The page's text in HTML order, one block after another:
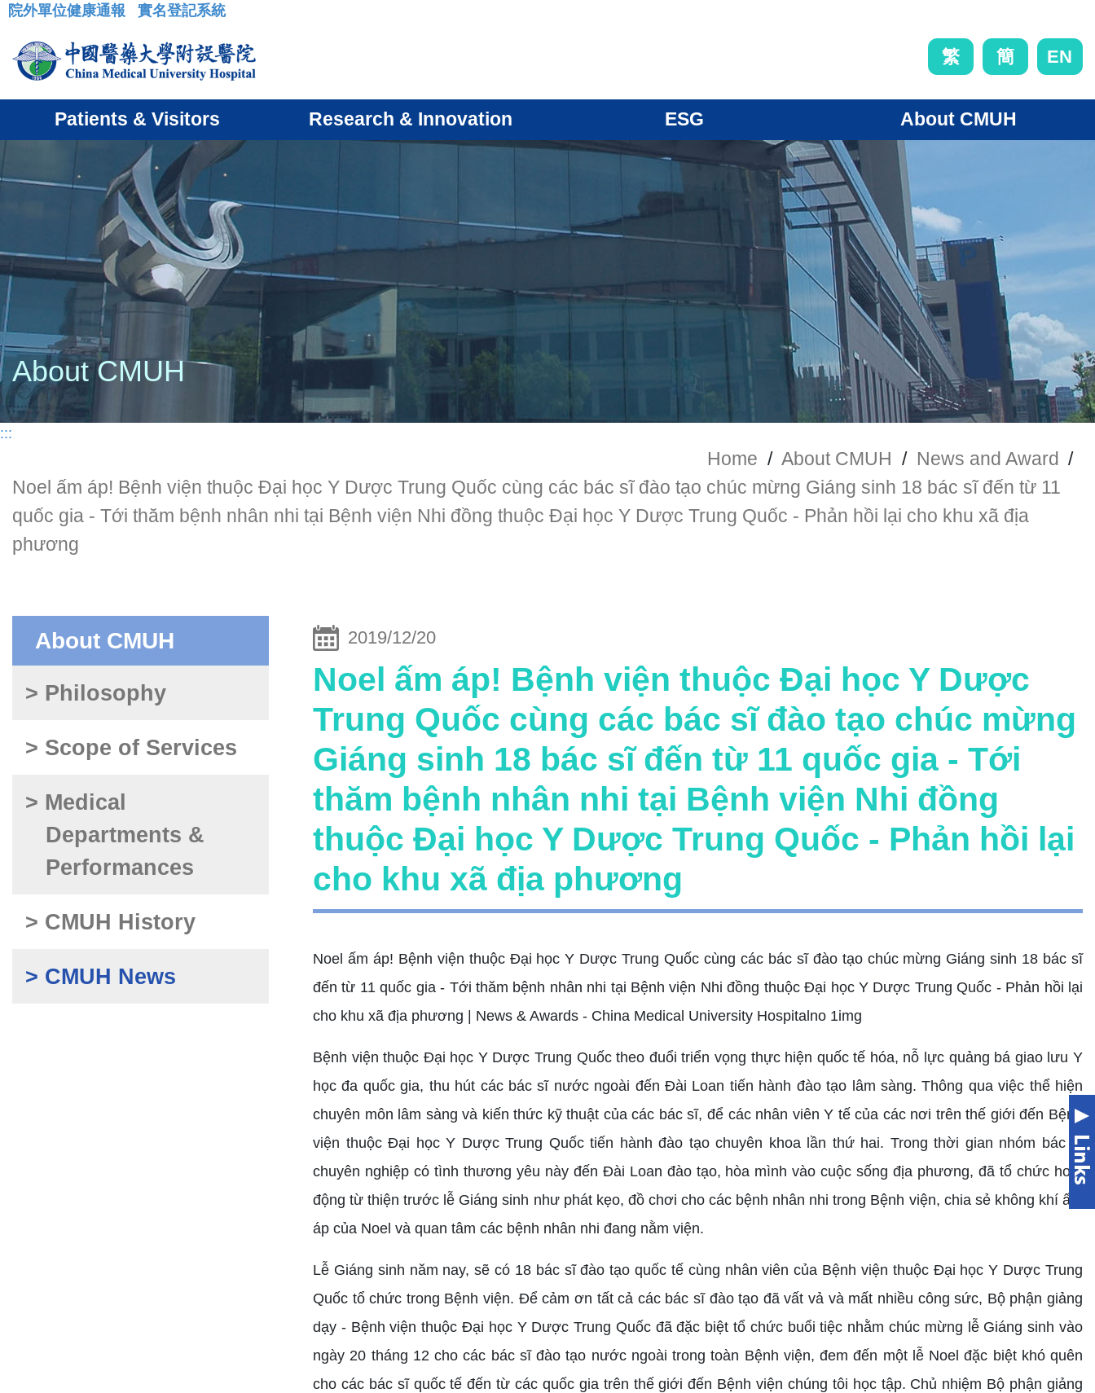
:::
院外單位健康通報 實名登記系統
繁 簡 EN
Patients & Visitors Research & Innovation ESG About CMUH
About CMUH
:::
Home / About CMUH / News and Award /
Noel ấm áp! Bệnh viện thuộc Đại học Y Dược Trung Quốc cùng các bác sĩ đào tạo chúc mừng Giáng sinh 18 bác sĩ đến từ 11
quốc gia - Tới thăm bệnh nhân nhi tại Bệnh viện Nhi đồng thuộc Đại học Y Dược Trung Quốc - Phản hồi lại cho khu xã địa
phương
About CMUH
> Philosophy
> Scope of Services
> Medical
Departments &
Performances
> CMUH History
> CMUH News
2019/12/20
Noel ấm áp! Bệnh viện thuộc Đại học Y Dược
Trung Quốc cùng các bác sĩ đào tạo chúc mừng
Giáng sinh 18 bác sĩ đến từ 11 quốc gia - Tới
thăm bệnh nhân nhi tại Bệnh viện Nhi đồng
thuộc Đại học Y Dược Trung Quốc - Phản hồi lại
cho khu xã địa phương
Bệnh viện thuộc Đại học Y Dược Trung Quốc theo đuổi triển vọng thực hiện quốc tế hóa, nỗ lực quảng bá giao lưu Y
học đa quốc gia, thu hút các bác sĩ nước ngoài đến Đài Loan tiến hành đào tạo lâm sàng. Thông qua việc thể hiện
chuyên môn lâm sàng và kiến thức kỹ thuật của các bác sĩ, để các nhân viên Y tế của các nơi trên thế giới đến Bệnh
viện thuộc Đại học Y Dược Trung Quốc tiến hành đào tạo chuyên khoa lần thứ hai. Trong thời gian nhóm bác sĩ
chuyên nghiệp có tình thương yêu này đến Đài Loan đào tạo, hòa mình vào cuộc sống địa phương, đã tổ chức hoạt
động từ thiện trước lễ Giáng sinh như phát kẹo, đồ chơi cho các bệnh nhân nhi trong Bệnh viện, chia sẻ không khí ấm
áp của Noel và quan tâm các bệnh nhân nhi đang nằm viện.
Lễ Giáng sinh năm nay, sẽ có 18 bác sĩ đào tạo quốc tế cùng nhân viên của Bệnh viện thuộc Đại học Y Dược Trung
Quốc tổ chức trong Bệnh viện. Để cảm ơn tất cả các bác sĩ đào tạo đã vất vả và mất nhiều công sức, Bộ phận giảng
dạy - Bệnh viện thuộc Đại học Y Dược Trung Quốc đã đặc biệt tổ chức buổi tiệc nhằm chúc mừng lễ Giáng sinh vào
ngày 20 tháng 12 cho các bác sĩ đào tạo nước ngoài trong toàn Bệnh viện, đem đến một lễ Noel đặc biệt khó quên
cho các bác sĩ quốc tế đến từ các quốc gia trên thế giới đến Bệnh viện chúng tôi học tập. Chủ nhiệm Bộ phận giảng